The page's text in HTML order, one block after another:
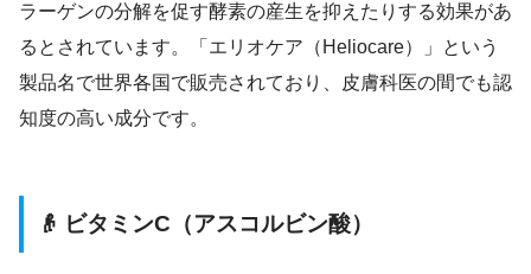
ラーゲンの分解を促す酵素の産生を抑えたりする効果があ
るとされています。「エリオケア（Heliocare）」という
製品名で世界各国で販売されており、皮膚科医の間でも認
知度の高い成分です。
👴 ビタミンC（アスコルビン酸）